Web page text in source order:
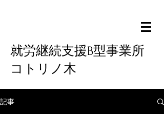
就労継続支援B型事業所
コトリノ木
記事